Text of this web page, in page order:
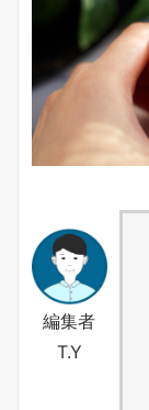
編集者
T.Y